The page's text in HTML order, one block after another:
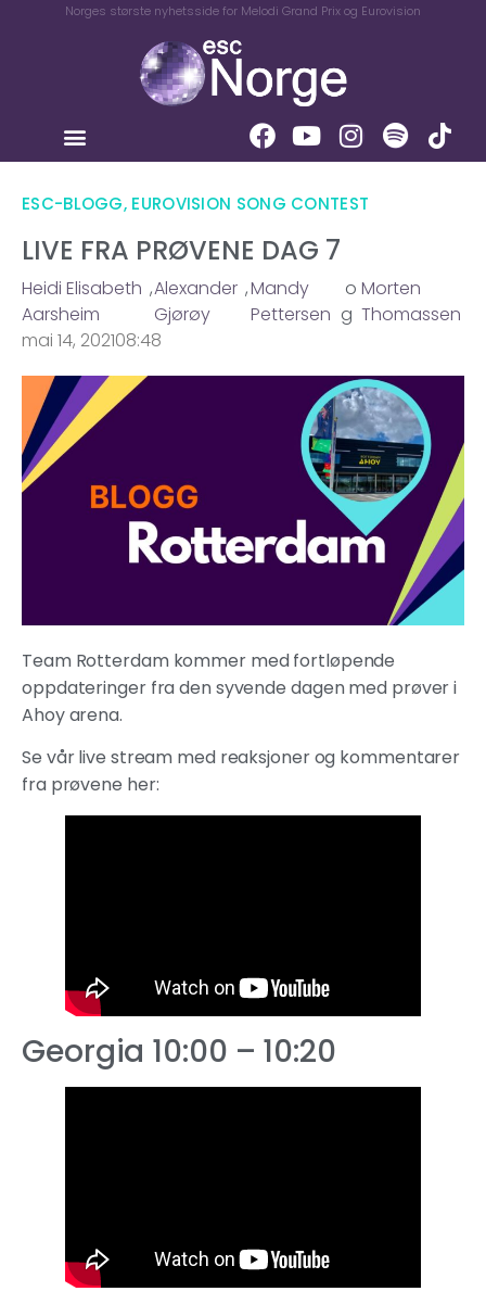
Norges største nyhetsside for Melodi Grand Prix og Eurovision
ESC-BLOGG, EUROVISION SONG CONTEST
LIVE FRA PRØVENE DAG 7
Heidi Elisabeth
Aarsheim
,Alexander
Gjørøy
,Mandy
Pettersen
o
g
Morten
Thomassen
mai 14, 202108:48
Team Rotterdam kommer med fortløpende
oppdateringer fra den syvende dagen med prøver i
Ahoy arena.
Se vår live stream med reaksjoner og kommentarer
fra prøvene her:
Georgia 10:00 – 10:20